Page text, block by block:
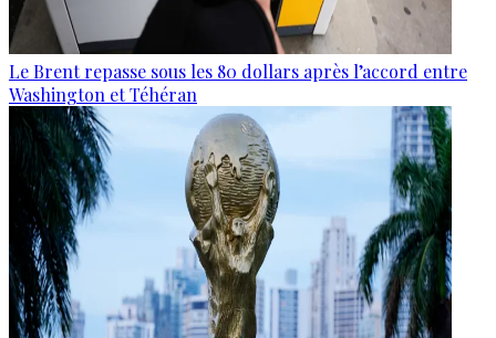
Le Brent repasse sous les 80 dollars après l’accord entre
Washington et Téhéran